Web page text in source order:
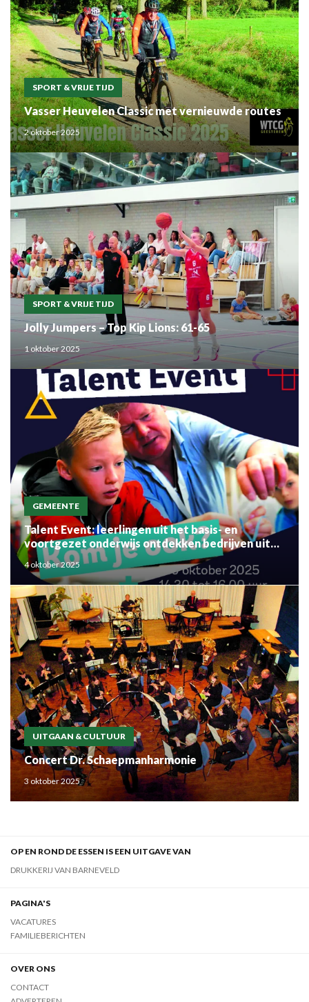
SPORT & VRIJE TIJD
Vasser Heuvelen Classic met vernieuwde routes
2 oktober 2025
SPORT & VRIJE TIJD
Jolly Jumpers – Top Kip Lions: 61-65
1 oktober 2025
GEMEENTE
Talent Event: leerlingen uit het basis- en
voortgezet onderwijs ontdekken bedrijven uit
de regio
4 oktober 2025
UITGAAN & CULTUUR
Concert Dr. Schaepmanharmonie
3 oktober 2025
OP EN ROND DE ESSEN IS EEN UITGAVE VAN
DRUKKERIJ VAN BARNEVELD
PAGINA'S
VACATURES
FAMILIEBERICHTEN
OVER ONS
CONTACT